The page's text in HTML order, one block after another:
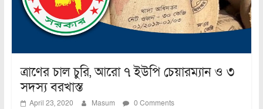
ত্রাণের চাল চুরি, আরো ৭ ইউপি চেয়ারম্যান ও ৩
সদস্য বরখাস্ত
April 23, 2020 Masum 0 Comments